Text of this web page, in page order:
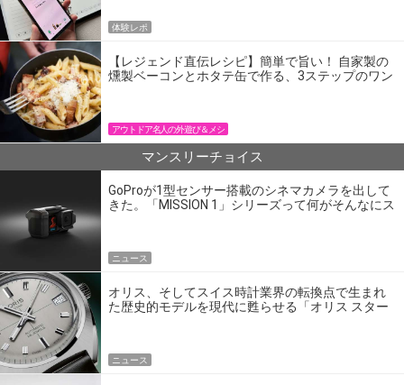
体験レポ
【レジェンド直伝レシピ】簡単で旨い！ 自家製の
燻製ベーコンとホタテ缶で作る、3ステップのワン
アウトドア名人の外遊び＆メシ
マンスリーチョイス
GoProが1型センサー搭載のシネマカメラを出して
きた。「MISSION 1」シリーズって何がそんなにス
ニュース
オリス、そしてスイス時計業界の転換点で生まれ
た歴史的モデルを現代に甦らせる「オリス スター
ニュース